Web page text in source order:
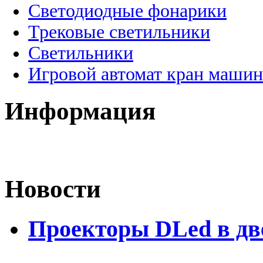
Светодиодные фонарики
Трековые светильники
Светильники
Игровой автомат кран
Информация
Новости
Проекторы DLed в